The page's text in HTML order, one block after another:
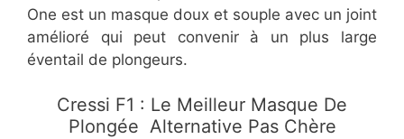
One est un masque doux et souple avec un joint
amélioré qui peut convenir à un plus large
éventail de plongeurs.
​Cressi F1 : Le Meilleur Masque De
Plongée Alternative Pas Chère